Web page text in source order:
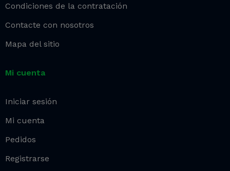
Condiciones de la contratación
Contacte con nosotros
Mapa del sitio
Mi cuenta
Iniciar sesión
Mi cuenta
Pedidos
Registrarse